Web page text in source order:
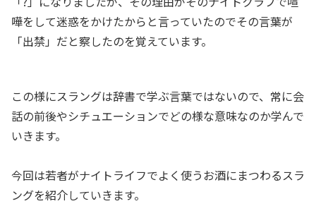
嘩をして迷惑をかけたからと言っていたのでその言葉が
「出禁」だと察したのを覚えています。
この様にスラングは辞書で学ぶ言葉ではないので、常に会
話の前後やシチュエーションでどの様な意味なのか学んで
いきます。
今回は若者がナイトライフでよく使うお酒にまつわるスラ
ングを紹介していきます。